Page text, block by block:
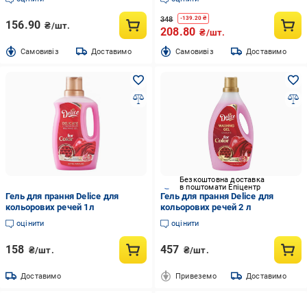
156.90 ₴/шт.
Cамовивіз Доставимо
348 -139.20₴
208.80 ₴/шт.
Cамовивіз Доставимо
Гель для прання Delice для
кольорових речей 1л
оцінити
158 ₴/шт.
Доставимо
Безкоштовна доставка
в поштомати Епіцентр
Гель для прання Delice для
кольорових речей 2 л
оцінити
457 ₴/шт.
Привеземо Доставимо